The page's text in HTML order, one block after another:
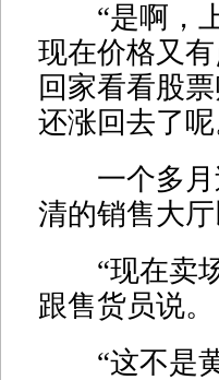
“是啊，上
现在价格又
回家看看股
还涨回去了
一个多月
清的销售大
“现在卖场
跟售货员说。
“这不是黄